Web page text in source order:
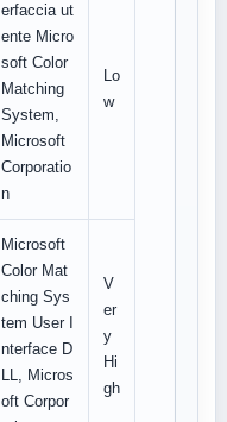
erfaccia ut
ente Micro
soft Color
Matching
System,
Microsoft
Corporatio
n
Lo
w
Microsoft
Color Mat
ching Sys
tem User I
nterface D
LL, Micros
oft Corpor
V
er
y
Hi
gh